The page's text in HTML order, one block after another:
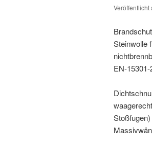
Veröffentlicht
Steinwolle
EN-